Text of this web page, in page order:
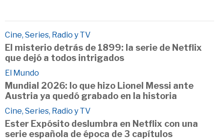
Cine, Series, Radio y TV
El misterio detrás de 1899: la serie de Netflix
que dejó a todos intrigados
El Mundo
Mundial 2026: lo que hizo Lionel Messi ante
Austria ya quedó grabado en la historia
Cine, Series, Radio y TV
Ester Expósito deslumbra en Netflix con una
serie española de época de 3 capítulos